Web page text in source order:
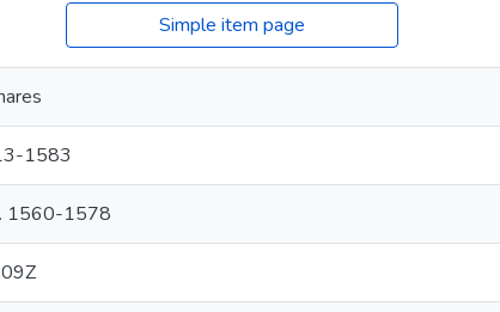
Simple item page
1583
1560-1578